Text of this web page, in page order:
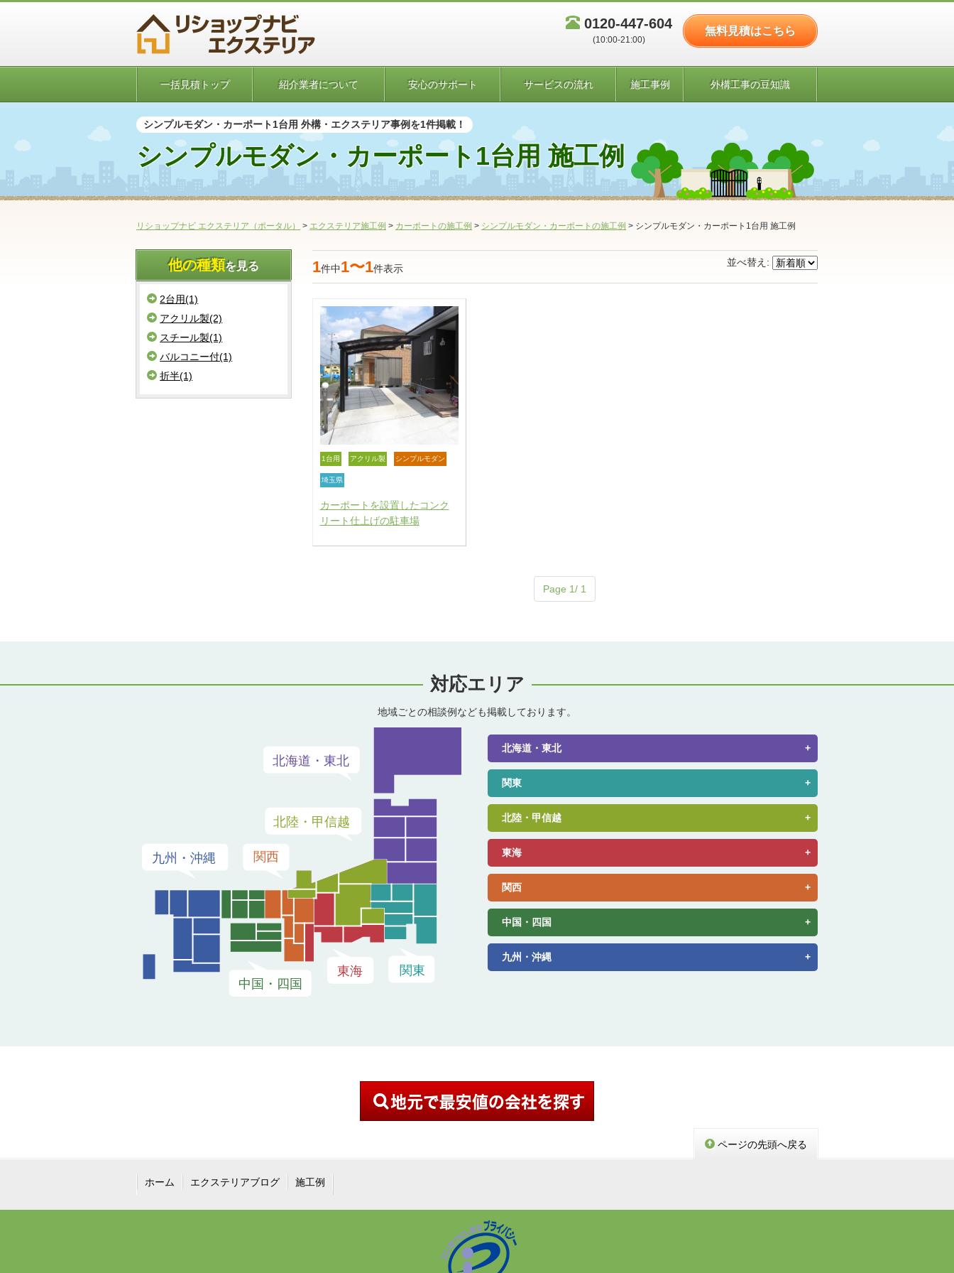
無料見積はこちら
0120-447-604
(10:00-21:00)
一括見積トップ 紹介業者について 安心のサポート サービスの流れ 施工事例 外構工事の豆知識
シンプルモダン・カーポート1台用 外構・エクステリア事例を1件掲載！
シンプルモダン・カーポート1台用 施工例
リショップナビ エクステリア（ポータル） > エクステリア施工例 > カーポートの施工例 > シンプルモダン・カーポートの施工例 > シンプルモダン・カーポート1台用 施工例
他の種類を見る
2台用(1)
アクリル製(2)
スチール製(1)
バルコニー付(1)
折半(1)
1件中1〜1件表示
並べ替え:
1台用 アクリル製 シンプルモダン
埼玉県
カーポートを設置したコンク
リート仕上げの駐車場
Page 1/ 1
対応エリア
地域ごとの相談例なども掲載しております。
北海道・東北
関東
北陸・甲信越
東海
関西
中国・四国
九州・沖縄
ページの先頭へ戻る
ホーム エクステリアブログ 施工例